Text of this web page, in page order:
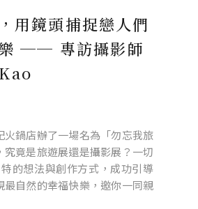
用鏡頭捕捉戀人們
── 專訪攝影師
火鍋店辦了一場名為「勿忘我旅
究竟是旅遊展還是攝影展？一切
的想法與創作方式，成功引導
最自然的幸福快樂，邀你一同親